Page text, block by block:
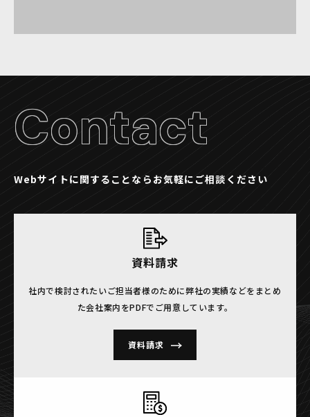
Contact
Webサイトに関することならお気軽にご相談ください
資料請求
社内で検討されたいご担当者様のために弊社の実績などをまとめ
た会社案内をPDFでご用意しています。
資料請求